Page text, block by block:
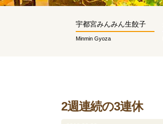
宇都宮みんみん生餃子
Minmin Gyoza
2週連続の3連休